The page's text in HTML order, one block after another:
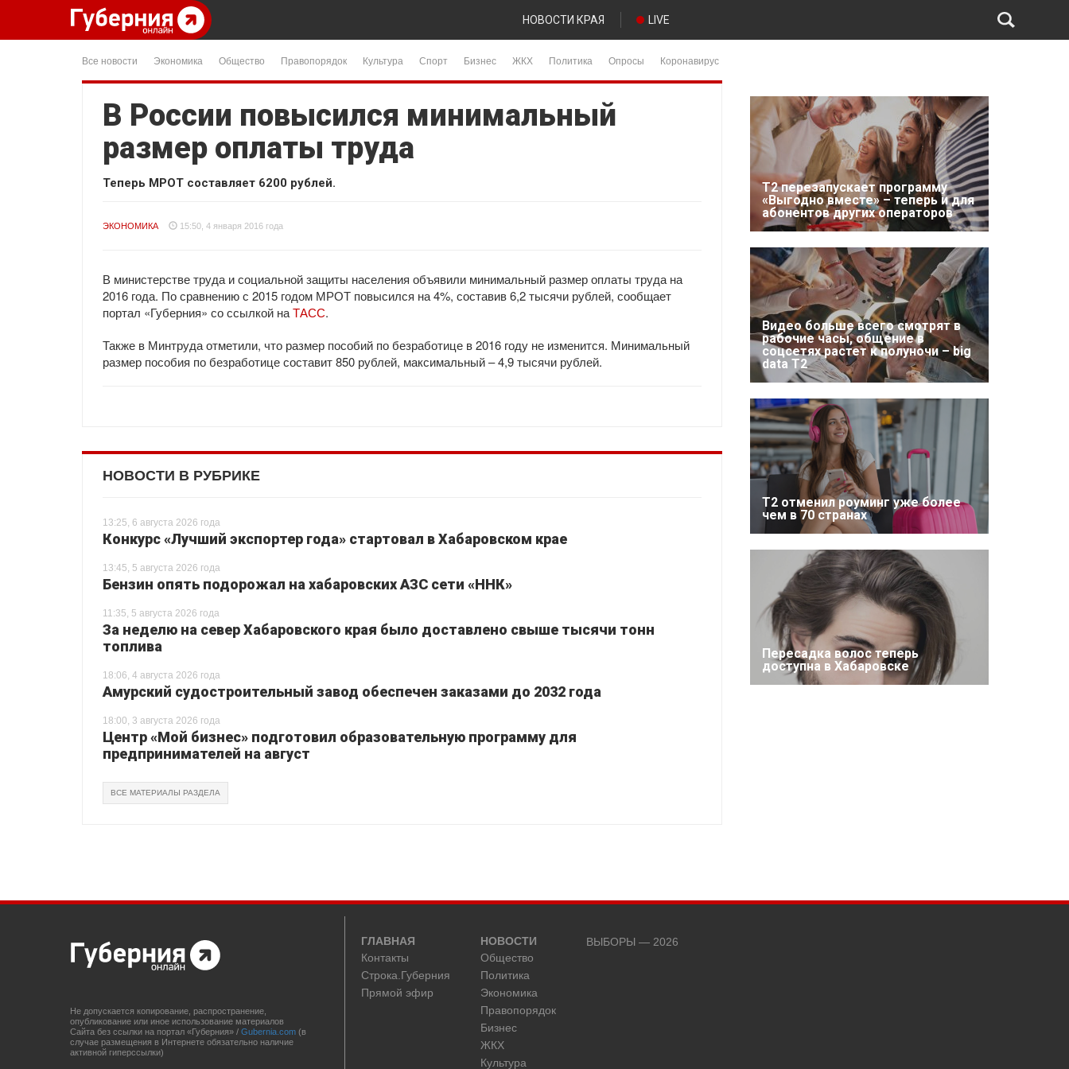
НОВОСТИ КРАЯ LIVE
Все новости Экономика Общество Правопорядок Культура Спорт Бизнес ЖКХ Политика Опросы Коронавирус
В России повысился минимальный
размер оплаты труда
Теперь МРОТ составляет 6200 рублей.
ЭКОНОМИКА 15:50, 4 января 2016 года
В министерстве труда и социальной защиты населения объявили минимальный размер оплаты труда на
2016 года. По сравнению с 2015 годом МРОТ повысился на 4%, составив 6,2 тысячи рублей, сообщает
портал «Губерния» со ссылкой наТАСС.
Также в Минтруда отметили, что размер пособий по безработице в 2016 году не изменится. Минимальный
размер пособия по безработице составит 850 рублей, максимальный – 4,9 тысячи рублей.
НОВОСТИ В РУБРИКЕ
13:25, 6 августа 2026 года
Конкурс «Лучший экспортер года» стартовал в Хабаровском крае
13:45, 5 августа 2026 года
Бензин опять подорожал на хабаровских АЗС сети «ННК»
11:35, 5 августа 2026 года
За неделю на север Хабаровского края было доставлено свыше тысячи тонн
топлива
18:06, 4 августа 2026 года
Амурский судостроительный завод обеспечен заказами до 2032 года
18:00, 3 августа 2026 года
Центр «Мой бизнес» подготовил образовательную программу для
предпринимателей на август
ВСЕ МАТЕРИАЛЫ РАЗДЕЛА
Т2 перезапускает программу
«Выгодно вместе» – теперь и для
абонентов других операторов
Видео больше всего смотрят в
рабочие часы, общение в
соцсетях растет к полуночи – big
data T2
Т2 отменил роуминг уже более
чем в 70 странах
Пересадка волос теперь
доступна в Хабаровске
Не допускается копирование, распространение,
опубликование или иное использование материалов
Сайта без ссылки на портал «Губерния» / Gubernia.com (в
случае размещения в Интернете обязательно наличие
активной гиперссылки)
ГЛАВНАЯ
Контакты
Строка.Губерния
Прямой эфир
НОВОСТИ
Общество
Политика
Экономика
Правопорядок
Бизнес
ЖКХ
Культура
ВЫБОРЫ — 2026